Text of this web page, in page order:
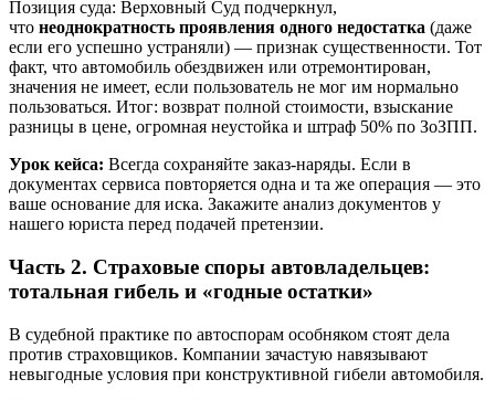
Позиция суда: Верховный Суд подчеркнул,
что неоднократность проявления одного недостатка (даже
если его успешно устраняли) — признак существенности. Тот
факт, что автомобиль обездвижен или отремонтирован,
значения не имеет, если пользователь не мог им нормально
пользоваться. Итог: возврат полной стоимости, взыскание
разницы в цене, огромная неустойка и штраф 50% по ЗоЗПП.
Урок кейса: Всегда сохраняйте заказ-наряды. Если в
документах сервиса повторяется одна и та же операция — это
ваше основание для иска. Закажите анализ документов у
нашего юриста перед подачей претензии.
Часть 2. Страховые споры автовладельцев:
тотальная гибель и «годные остатки»
В судебной практике по автоспорам особняком стоят дела
против страховщиков. Компании зачастую навязывают
невыгодные условия при конструктивной гибели автомобиля.